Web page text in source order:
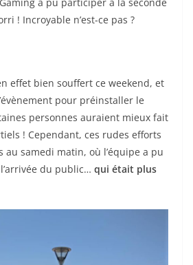
! Incroyable n’est-ce pas ?
effet bien souffert ce weekend, et
pour préinstaller le
personnes auraient mieux fait
! Cependant, ces rudes efforts
au samedi matin, où l’équipe a pu
du public… qui était plus